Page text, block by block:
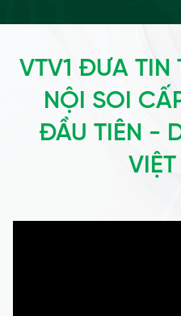
VTV1 ĐƯA TIN
NỘI SOI
ĐẦU TIÊN -